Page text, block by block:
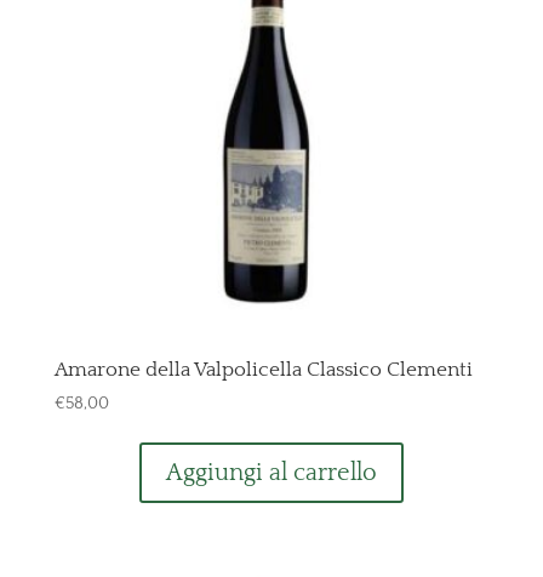
Amarone della Valpolicella Classico Clementi
€58,00
Aggiungi al carrello